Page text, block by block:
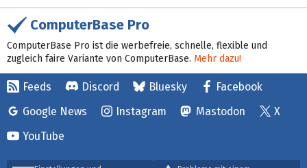
ComputerBase Pro
ComputerBase Pro ist die werbefreie, schnelle, flexible und
zugleich faire Variante von ComputerBase. Mehr dazu!
Feeds Discord Bluesky
Facebook
Google News
Instagram Mastodon
X
YouTube